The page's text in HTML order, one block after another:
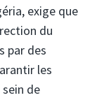
exige que
du
par des
les
de